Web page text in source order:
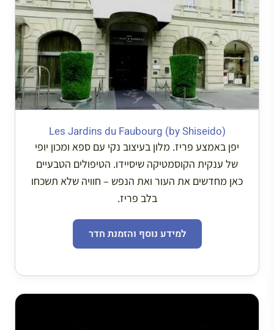
Les Jardins du Faubourg (by Shiseido)
יפן באמצע פריז. מלון בעיצוב נקי עם ספא ומכון יופי
של ענקית הקוסמטיקה שיסיידו. הטיפולים הטבעיים
כאן מחדשים את העור ואת הנפש – חוויה שלא תשכחו
בלב פריז.
למידע נוסף והזמנת חדר